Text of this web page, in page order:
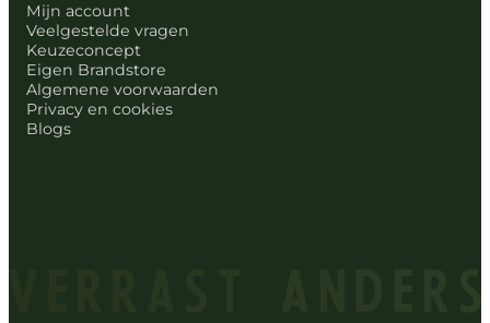
Mijn account
Veelgestelde vragen
Keuzeconcept
Eigen Brandstore
Algemene voorwaarden
Privacy en cookies
Blogs